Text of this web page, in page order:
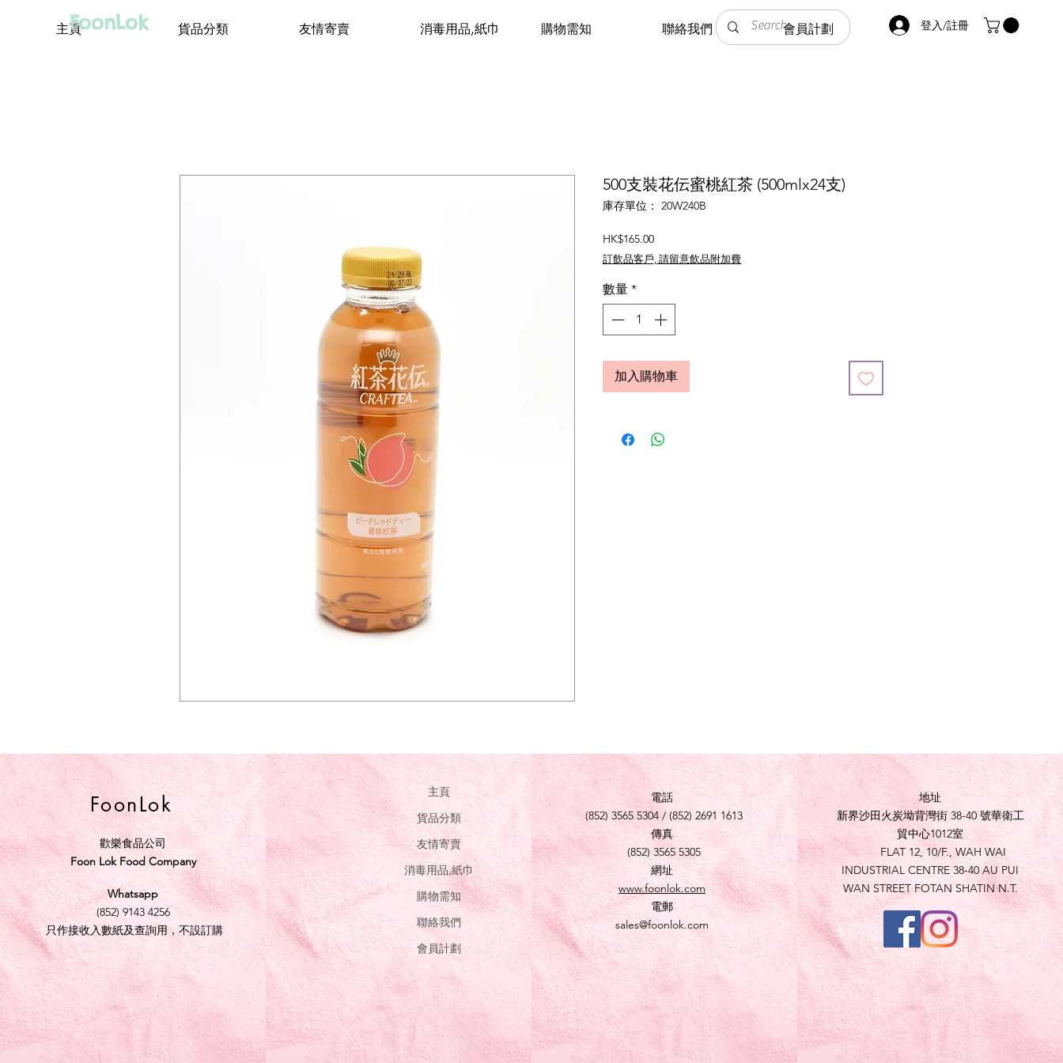
FoonLok 登入/註冊
主頁 貨品分類 友情寄賣 消毒用品,紙巾 購物需知 聯絡我們 會員計劃
500支裝花伝蜜桃紅茶 (500mlx24支)
庫存單位： 20W240B
HK$165.00價
格
訂飲品客戶, 請留意飲品附加費
數量 *
加入購物車
FoonLok
歡樂食品公司
Foon Lok Food Company
Whatsapp
(852) 9143 4256
只作接收入數紙及查詢用，不設訂購
主頁
貨品分類
友情寄賣
消毒用品,紙巾
購物需知
聯絡我們
會員計劃
電話
(852) 3565 5304 / (852) 2691 1613
傳真
(852) 3565 5305
網址
www.foonlok.com
電郵
sales@foonlok.com
地址
新界沙田火炭坳背灣街 38-40 號華衛工
貿中心1012室
FLAT 12, 10/F., WAH WAI
INDUSTRIAL CENTRE 38-40 AU PUI
WAN STREET FOTAN SHATIN N.T.